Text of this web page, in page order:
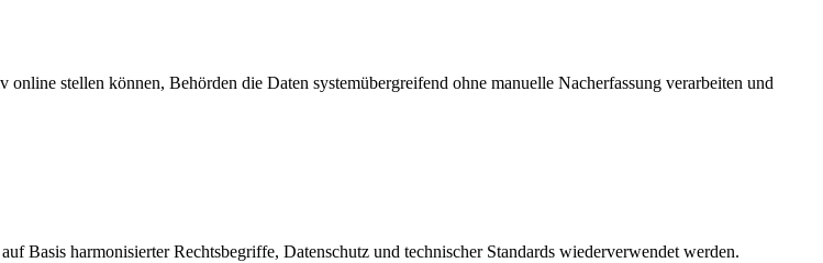
stellen können, Behörden die Daten systemübergreifend ohne manuelle Nacherfassung verarbeiten und
Basis harmonisierter Rechtsbegriffe, Datenschutz und technischer Standards wiederverwendet werden.